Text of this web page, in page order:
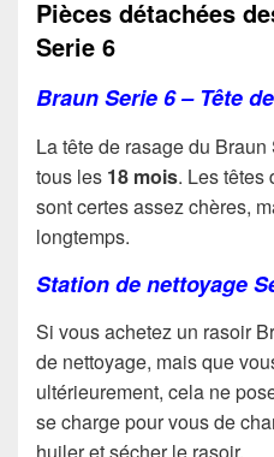
Pièces détachées
Serie 6
Braun Serie 6 – Tête
La tête de rasage du
tous les 18 mois. Les têtes
sont certes assez chères,
longtemps.
Station de nettoyage
Si vous achetez un rasoir
de nettoyage, mais que
ultérieurement, cela ne
se charge pour vous de